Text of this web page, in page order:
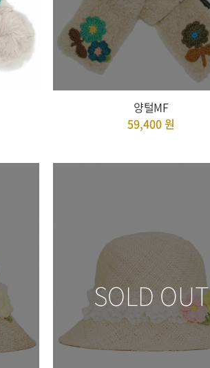
양털MF
59,400원
SOLD OUT